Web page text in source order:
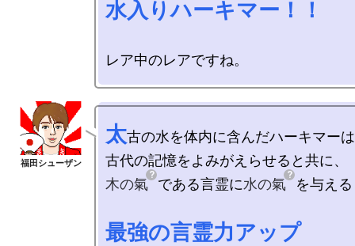
水入りハーキマー！！
太古の水を体内に含んだハーキマーは
木の氣
である言霊に水の氣 を与える
最強の言霊力アップ